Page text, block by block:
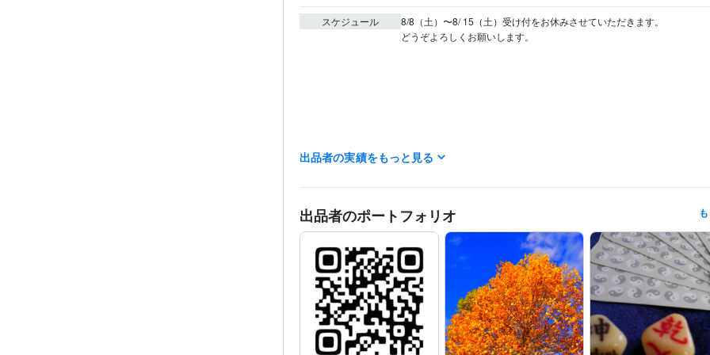
スケジュール
8/8（土）〜8/ 15（土）受け付をお休みさせていただきます。
どうぞよろしくお願いします。
出品者の実績をもっと見る
出品者のポートフォリオ